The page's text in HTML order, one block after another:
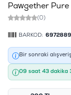
Pawgether
(0)
BARKOD:
Bir sonraki
09 saat 43 dakika